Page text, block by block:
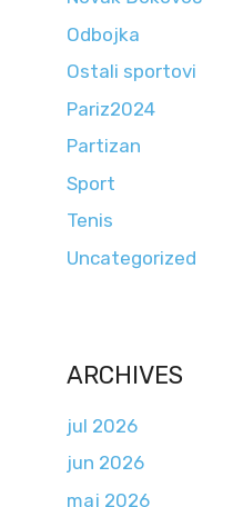
Odbojka
Ostali sportovi
Pariz2024
Partizan
Sport
Tenis
Uncategorized
ARCHIVES
jul 2026
jun 2026
maj 2026